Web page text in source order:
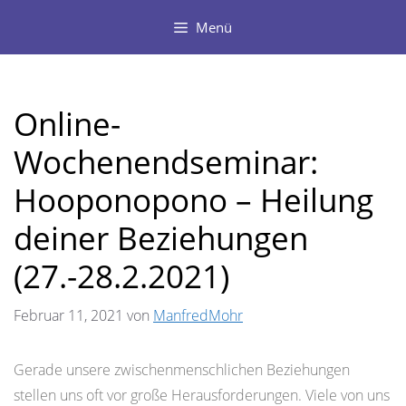
Menü
Online-
Wochenendseminar:
Hooponopono – Heilung
deiner Beziehungen
(27.-28.2.2021)
Februar 11, 2021 von ManfredMohr
Gerade unsere zwischenmenschlichen Beziehungen
stellen uns oft vor große Herausforderungen. Viele von uns